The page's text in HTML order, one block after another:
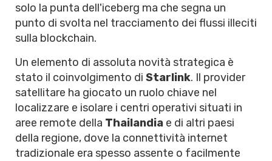
solo la punta dell'iceberg ma che segna un
punto di svolta nel tracciamento dei flussi illeciti
sulla blockchain.
Un elemento di assoluta novità strategica è
stato il coinvolgimento di Starlink. Il provider
satellitare ha giocato un ruolo chiave nel
localizzare e isolare i centri operativi situati in
aree remote della Thailandia e di altri paesi
della regione, dove la connettività internet
tradizionale era spesso assente o facilmente